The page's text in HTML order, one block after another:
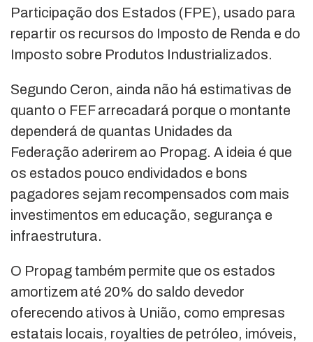
Participação dos Estados (FPE), usado para
repartir os recursos do Imposto de Renda e do
Imposto sobre Produtos Industrializados.
Segundo Ceron, ainda não há estimativas de
quanto o FEF arrecadará porque o montante
dependerá de quantas Unidades da
Federação aderirem ao Propag. A ideia é que
os estados pouco endividados e bons
pagadores sejam recompensados com mais
investimentos em educação, segurança e
infraestrutura.
O Propag também permite que os estados
amortizem até 20% do saldo devedor
oferecendo ativos à União, como empresas
estatais locais, royalties de petróleo, imóveis,